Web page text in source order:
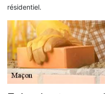
résidentiel.